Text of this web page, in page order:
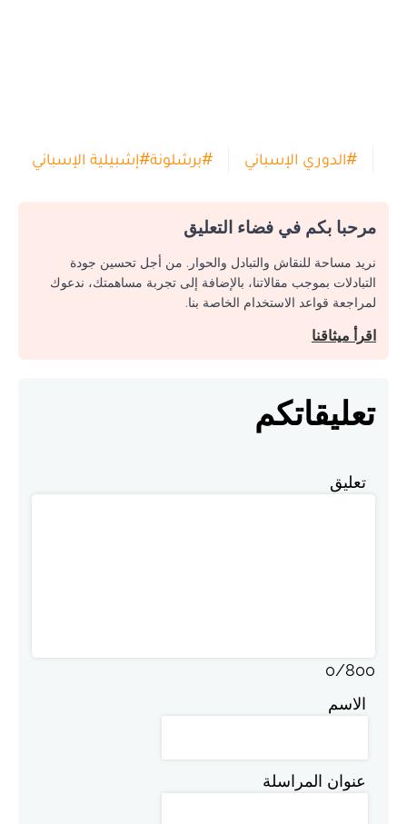
#الدوري الإسباني #برشلونة#إشبيلية الإسباني
مرحبا بكم في فضاء التعليق
نريد مساحة للنقاش والتبادل والحوار. من أجل تحسين جودة
التبادلات بموجب مقالاتنا، بالإضافة إلى تجربة مساهمتك، ندعوك
لمراجعة قواعد الاستخدام الخاصة بنا.
اقرأ ميثاقنا
تعليقاتكم
تعليق
0/800
الاسم
عنوان المراسلة